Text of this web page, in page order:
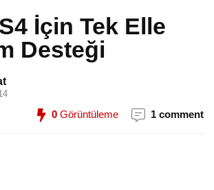
İçin Tek Elle
Desteği
0 Görüntüleme 1 comment